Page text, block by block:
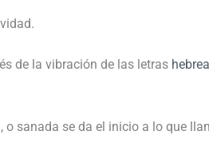
de la vibración de las letras
sanada se da el inicio a lo que